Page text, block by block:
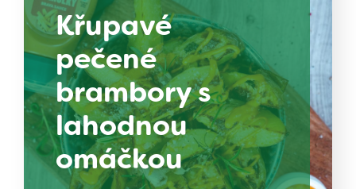
Křupavé
pečené
brambory s
lahodnou
omáčkou